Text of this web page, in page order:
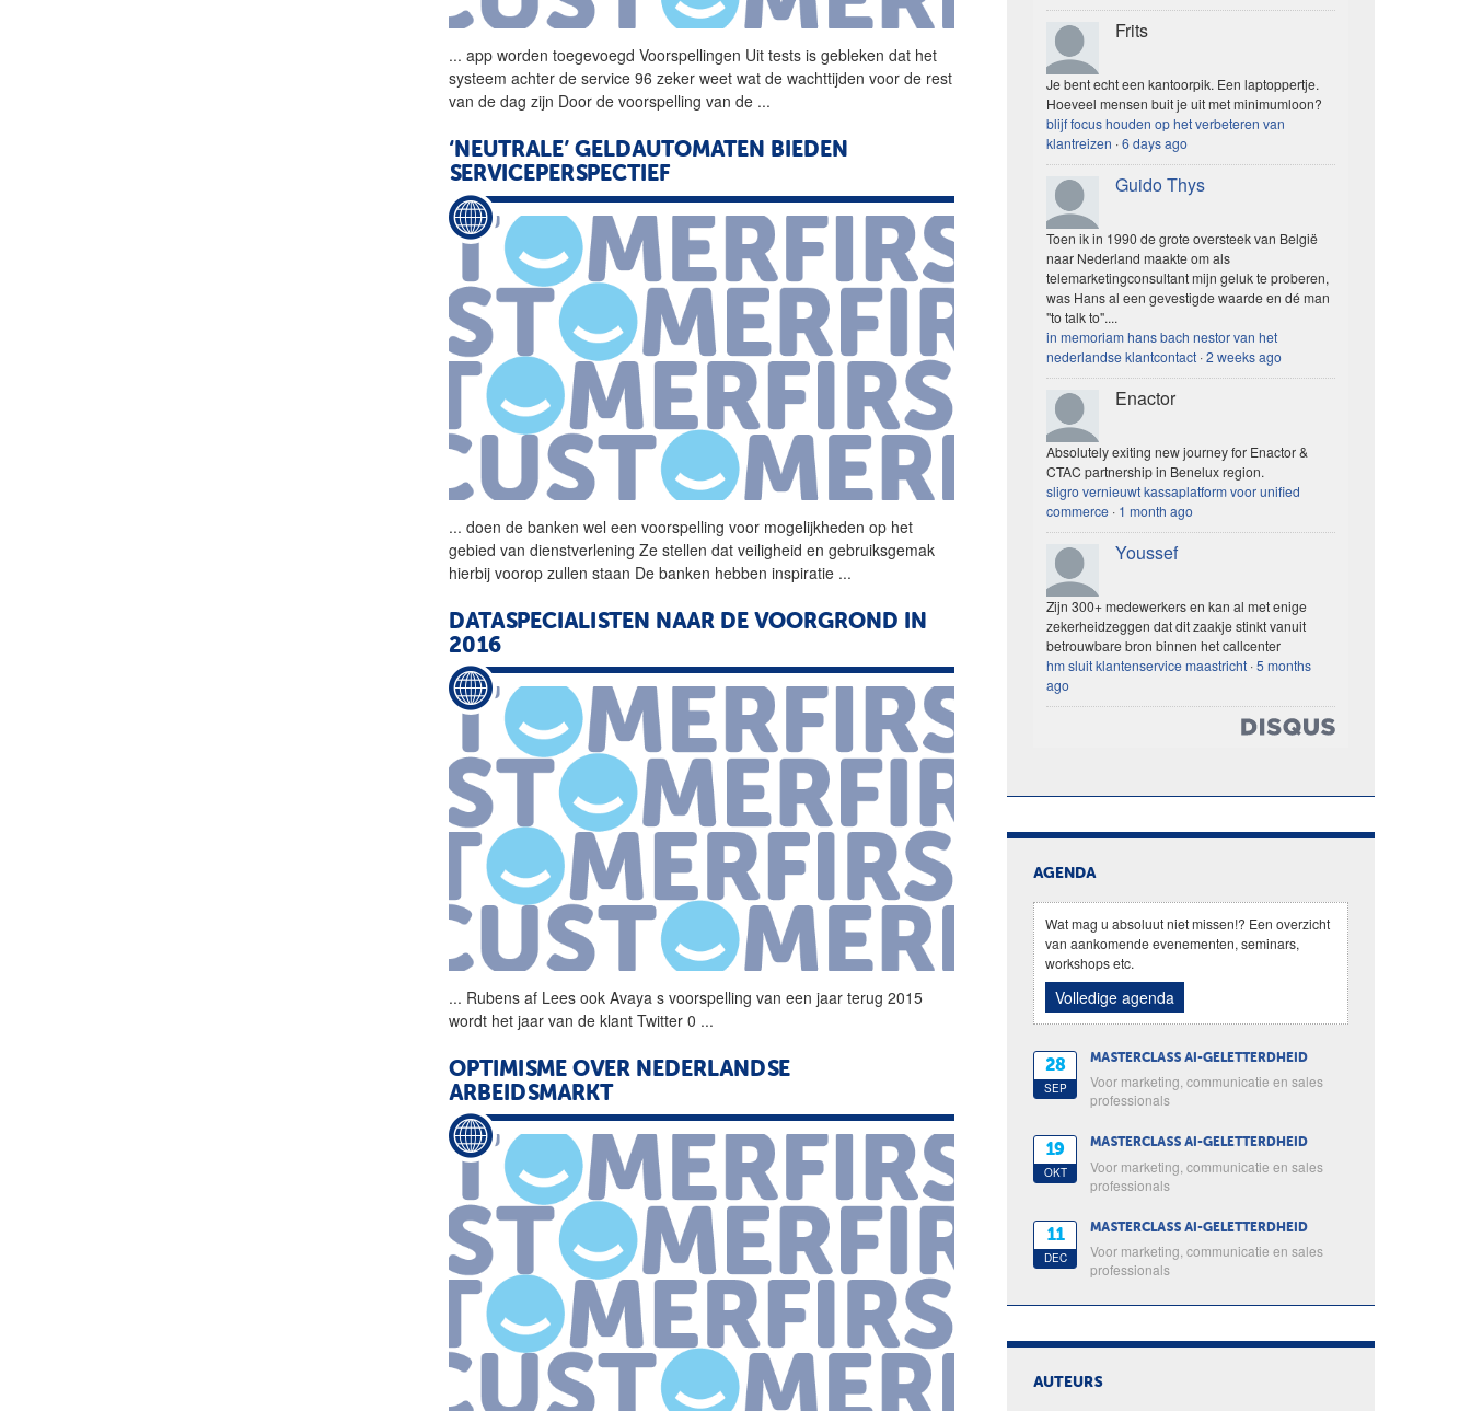
... app worden toegevoegd Voorspellingen Uit tests is gebleken dat het
systeem achter de service 96 zeker weet wat de wachttijden voor de rest
van de dag zijn Door devoorspelling van de ...
‘NEUTRALE’ GELDAUTOMATEN BIEDEN
SERVICEPERSPECTIEF
... doen de banken wel eenvoorspelling voor mogelijkheden op het
gebied van dienstverlening Ze stellen dat veiligheid en gebruiksgemak
hierbij voorop zullen staan De banken hebben inspiratie ...
DATASPECIALISTEN NAAR DE VOORGROND IN
2016
... Rubens af Lees ook Avaya svoorspelling van een jaar terug 2015
wordt het jaar van de klant Twitter 0 ...
OPTIMISME OVER NEDERLANDSE
ARBEIDSMARKT
Frits
Je bent echt een kantoorpik. Een laptoppertje.
Hoeveel mensen buit je uit met minimumloon?
blijf focus houden op het verbeteren van
klantreizen ·6 days ago
Guido Thys
Toen ik in 1990 de grote oversteek van België
naar Nederland maakte om als
telemarketingconsultant mijn geluk te proberen,
was Hans al een gevestigde waarde en dé man
"to talk to"....
in memoriam hans bach nestor van het
nederlandse klantcontact ·2 weeks ago
Enactor
Absolutely exiting new journey for Enactor &
CTAC partnership in Benelux region.
sligro vernieuwt kassaplatform voor unified
commerce · 1 month ago
Youssef
Zijn 300+ medewerkers en kan al met enige
zekerheidzeggen dat dit zaakje stinkt vanuit
betrouwbare bron binnen het callcenter
hm sluit klantenservice maastricht ·5 months
ago
AGENDA
Wat mag u absoluut niet missen!? Een overzicht
van aankomende evenementen, seminars,
workshops etc.
Volledige agenda
28
SEP
MASTERCLASS AI-GELETTERDHEID
Voor marketing, communicatie en sales
professionals
19
OKT
MASTERCLASS AI-GELETTERDHEID
Voor marketing, communicatie en sales
professionals
11
DEC
MASTERCLASS AI-GELETTERDHEID
Voor marketing, communicatie en sales
professionals
AUTEURS